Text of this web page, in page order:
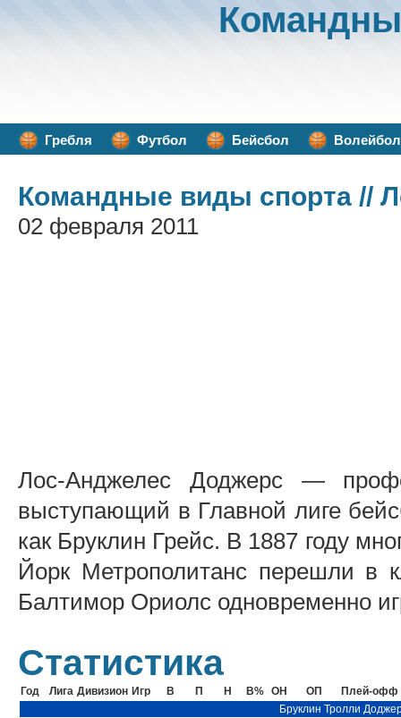
Гребля Футбол Бейсбол Волейбол
Командные виды спорта //
02 февраля 2011
Лос-Анджелес Доджерс —
выступающий в Главной лиге
как Бруклин Грейс. В 1887 году
Йорк Метрополитанс перешли в
Балтимор Ориолс одновременно
Статистика
Год Лига Дивизион Игр В П Н В% ОН ОП
Плей-офф
Бруклин Тролли